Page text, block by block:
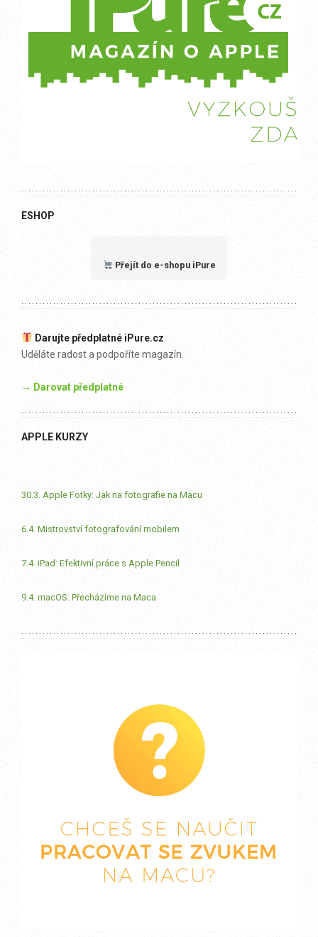
ESHOP
Přejít do e-shopu iPure
Darujte předplatné iPure.cz
Uděláte radost a podpoříte magazín.
→ Darovat předplatné
APPLE KURZY
30.3. Apple Fotky: Jak na fotografie na Macu
6.4. Mistrovství fotografování mobilem
7.4. iPad: Efektivní práce s Apple Pencil
9.4. macOS: Přecházíme na Maca